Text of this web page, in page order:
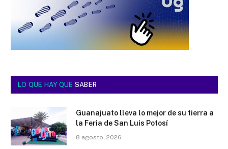
LO QUE HAY QUE SABER
Guanajuato lleva lo mejor de su tierra a
la Feria de San Luis Potosí
8 agosto, 2026